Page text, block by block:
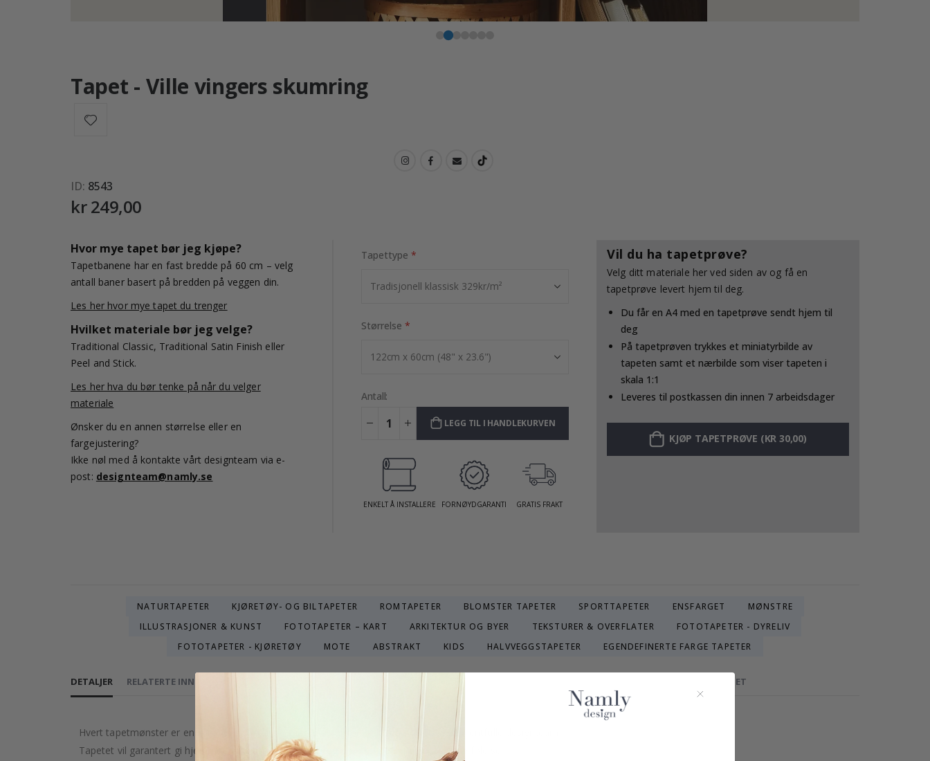
Tapet - Ville vingers skumring
ID 8543
kr 249,00
Hvor mye tapet bør jeg kjøpe?
Tapetbanene har en fast bredde på 60 cm – velg
antall baner basert på bredden på veggen din.
Les her hvor mye tapet du trenger
Hvilket materiale bør jeg velge?
Traditional Classic, Traditional Satin Finish eller
Peel and Stick.
Les her hva du bør tenke på når du velger
materiale
Ønsker du en annen størrelse eller en
fargejustering?
Ikke nøl med å kontakte vårt designteam via e-
post: designteam@namly.se
Tapettype
Størrelse
Antall:
LEGG TIL I HANDLEKURVEN
ENKELT Å INSTALLERE FORNØYDGARANTI GRATIS FRAKT
Vil du ha tapetprøve?
Velg ditt materiale her ved siden av og få en
tapetprøve levert hjem til deg.
Du får en A4 med en tapetprøve sendt hjem til
deg
På tapetprøven trykkes et miniatyrbilde av
tapeten samt et nærbilde som viser tapeten i
skala 1:1
Leveres til postkassen din innen 7 arbeidsdager
KJØP TAPETPRØVE (KR 30,00)
NATURTAPETER KJØRETØY- OG BILTAPETER ROMTAPETER BLOMSTER TAPETER SPORTTAPETER ENSFARGET
MØNSTRE
ILLUSTRASJONER & KUNST
FOTOTAPETER – KART ARKITEKTUR OG BYER TEKSTURER & OVERFLATER
FOTOTAPETER - DYRELIV
FOTOTAPETER - KJØRETØY
MOTE ABSTRAKT KIDS HALVVEGGSTAPETER EGENDEFINERTE FARGE TAPETER
DETALJER
Hvert tapetmønster er en kunstnerisk skapelse, nøye utvalgt eller laget av vårt eget talentfulle designteam.
Tapetet vil garantert gi hjemmet ditt et snev av luksus og gi veggene dine en eksklusiv følelse.
RELATERTE INNLEGG PRODUKTOMTALER PEEL & STICK - SELVKLEBENDE TAPET TRADITIONAL CLASSIC - TAPET